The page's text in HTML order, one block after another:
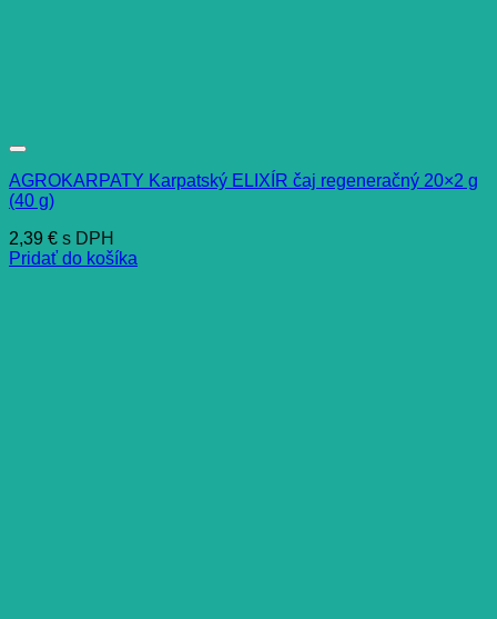
AGROKARPATY Karpatský ELIXÍR čaj regeneračný 20×2 g
(40 g)
2,39 € s DPH
Pridať do košíka